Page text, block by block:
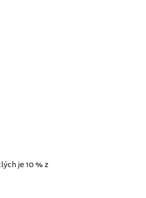
je 10 % z